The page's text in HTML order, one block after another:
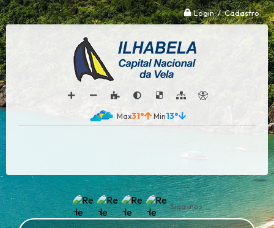
Login / Cadastro
31° 13°
Siga-nos